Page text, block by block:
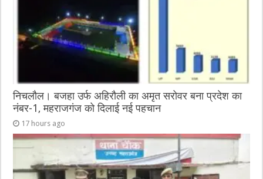
निचलौल। बजहा उर्फ अहिरौली का अमृत सरोवर बना प्रदेश का
नंबर-1, महराजगंज को दिलाई नई पहचान
17 hours ago